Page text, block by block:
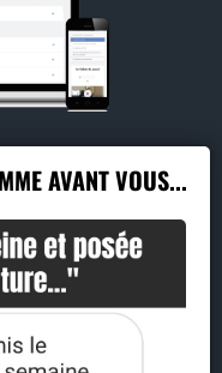
AVANT VOUS...